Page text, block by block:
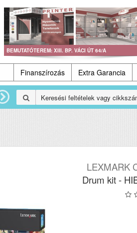
BEMUTATÓTEREM: XIII. BP. VÁCI ÚT 64/A
Finanszírozás Extra Garancia
LEXMARK
Drum kit -